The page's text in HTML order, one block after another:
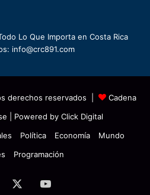
Lo Que Importa en Costa Rica
info@crc891.com
derechos reservados |
Cadena
| Powered by Click Digital
Política Economía
Mundo
Programación
YouTube